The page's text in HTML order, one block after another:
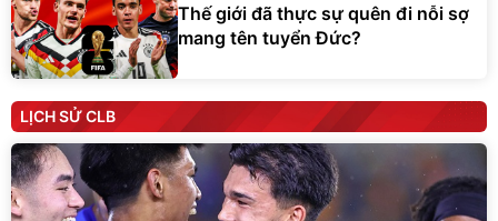
Thế giới đã thực sự quên đi nỗi sợ
mang tên tuyển Đức?
LỊCH SỬ CLB